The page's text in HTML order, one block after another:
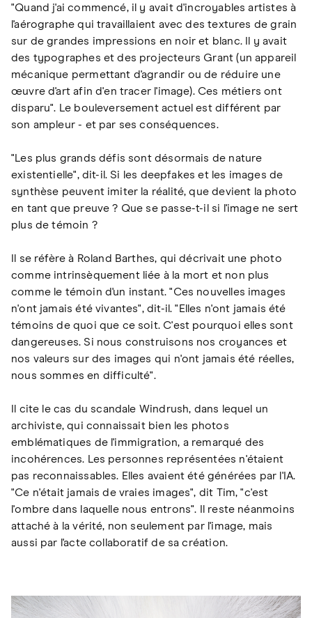
"Quand j'ai commencé, il y avait d'incroyables artistes à
l'aérographe qui travaillaient avec des textures de grain
sur de grandes impressions en noir et blanc. Il y avait
des typographes et des projecteurs Grant (un appareil
mécanique permettant d'agrandir ou de réduire une
œuvre d'art afin d'en tracer l'image). Ces métiers ont
disparu". Le bouleversement actuel est différent par
son ampleur - et par ses conséquences.
"Les plus grands défis sont désormais de nature
existentielle", dit-il. Si les deepfakes et les images de
synthèse peuvent imiter la réalité, que devient la photo
en tant que preuve ? Que se passe-t-il si l'image ne sert
plus de témoin ?
Il se réfère à Roland Barthes, qui décrivait une photo
comme intrinsèquement liée à la mort et non plus
comme le témoin d'un instant. "Ces nouvelles images
n'ont jamais été vivantes", dit-il. "Elles n'ont jamais été
témoins de quoi que ce soit. C'est pourquoi elles sont
dangereuses. Si nous construisons nos croyances et
nos valeurs sur des images qui n'ont jamais été réelles,
nous sommes en difficulté".
Il cite le cas du scandale Windrush, dans lequel un
archiviste, qui connaissait bien les photos
emblématiques de l'immigration, a remarqué des
incohérences. Les personnes représentées n'étaient
pas reconnaissables. Elles avaient été générées par l'IA.
"Ce n'était jamais de vraies images", dit Tim, "c'est
l'ombre dans laquelle nous entrons". Il reste néanmoins
attaché à la vérité, non seulement par l'image, mais
aussi par l'acte collaboratif de sa création.